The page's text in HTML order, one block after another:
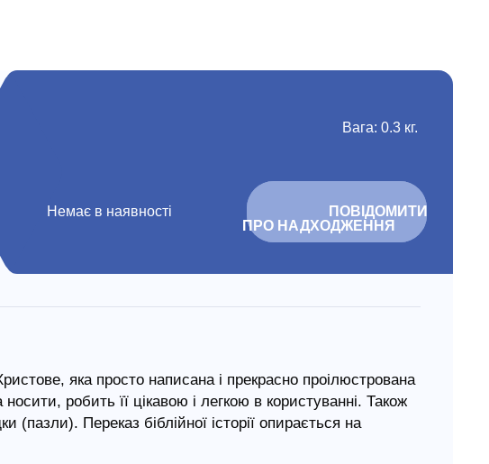
Вага: 0.3 кг.
Немає в наявності
ПРО НАДХОДЖЕННЯ
яка просто написана і прекрасно проілюстрована
робить її цікавою і легкою в користуванні. Також
(пазли). Переказ біблійної історії опирається на